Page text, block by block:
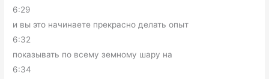
6:29
и вы это начинаете прекрасно делать опыт
6:32
показывать по всему земному шару на
6:34